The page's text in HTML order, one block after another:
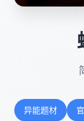
异能题材